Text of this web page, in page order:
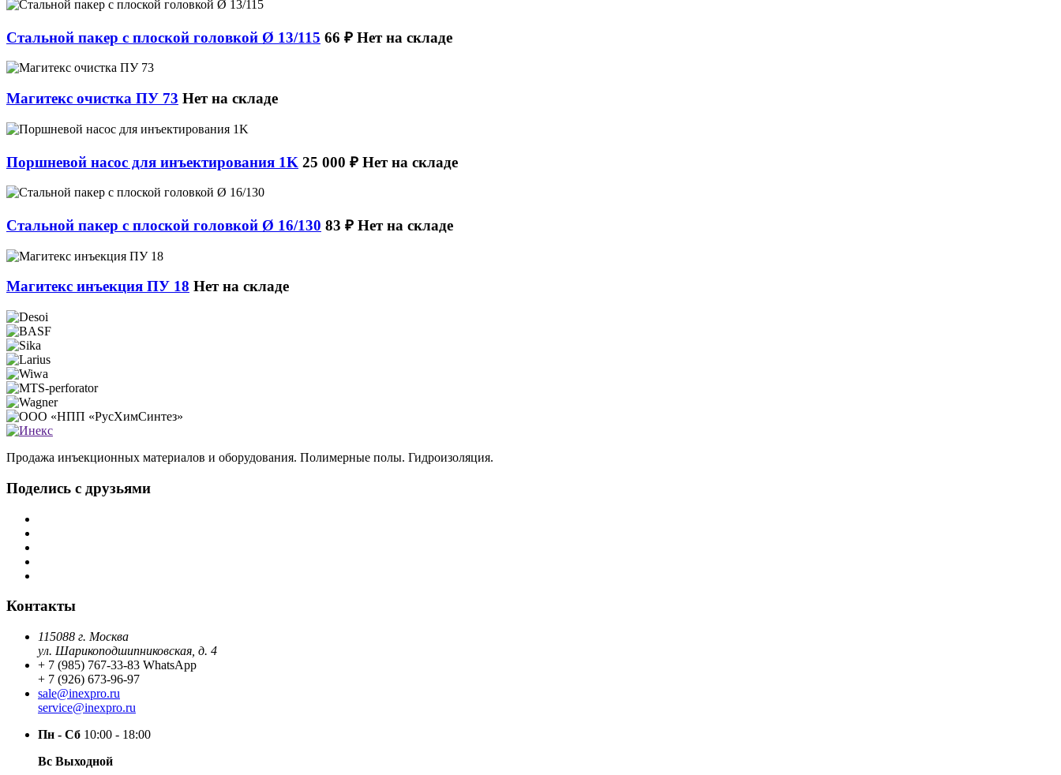
Стальной пакер с плоской головкой Ø 13/115 66 ₽ Нет на складе
Магитекс очистка ПУ 73 Нет на складе
Поршневой насос для инъектирования 1K 25 000 ₽ Нет на складе
Стальной пакер с плоской головкой Ø 16/130 83 ₽ Нет на складе
Магитекс инъекция ПУ 18 Нет на складе
Продажа инъекционных материалов и оборудования. Полимерные полы. Гидроизоляция.
Поделись с друзьями
Контакты
115088 г. Москва
ул. Шарикоподшипниковская, д. 4
+ 7 (985) 767-33-83 WhatsApp
+ 7 (926) 673-96-97
sale@inexpro.ru
service@inexpro.ru
Пн - Сб 10:00 - 18:00
Вс Выходной